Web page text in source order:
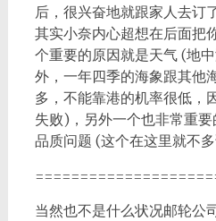
后，很兴奋地就跟家人去订
其实小奈内心超想在后面把
个重要的原因就是天气 (地
外，一年四季的海象跟其他
多，不能靠港的机率很低，
失败)，另外一个也非常重
品质问题 (这个在这里就不
当然也不是什么状况邮轮公